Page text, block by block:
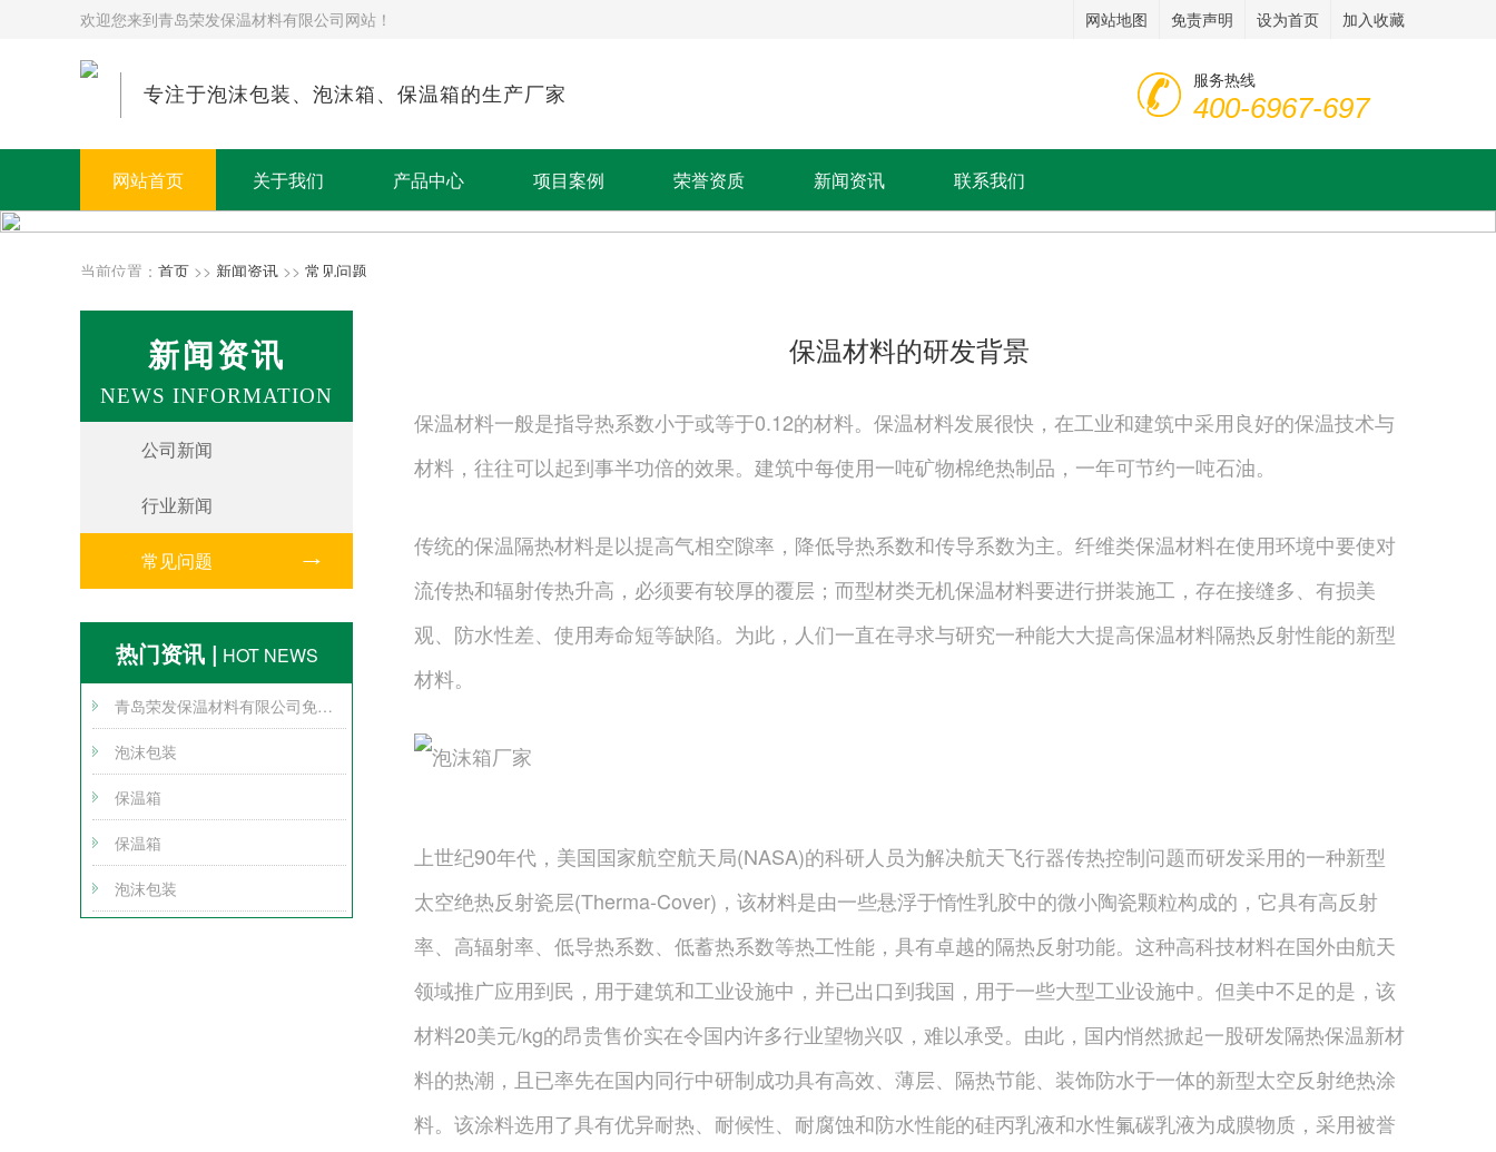
欢迎您来到青岛荣发保温材料有限公司网站！ 网站地图 免责声明 设为首页 加入收藏
专注于泡沫包装、泡沫箱、保温箱的生产厂家 服务热线
400-6967-697
网站首页 关于我们 产品中心 项目案例 荣誉资质 新闻资讯 联系我们
当前位置： 首页 >> 新闻资讯 >> 常见问题
新闻资讯
NEWS INFORMATION
公司新闻
行业新闻
常见问题
热门资讯 | HOT NEWS
青岛荣发保温材料有限公司免责声明
泡沫包装
保温箱
保温箱
泡沫包装
保温材料的研发背景
保温材料一般是指导热系数小于或等于0.12的材料。保温材料发展很快，在工业和建筑中采用良好的保温技术与
材料，往往可以起到事半功倍的效果。建筑中每使用一吨矿物棉绝热制品，一年可节约一吨石油。
传统的保温隔热材料是以提高气相空隙率，降低导热系数和传导系数为主。纤维类保温材料在使用环境中要使对
流传热和辐射传热升高，必须要有较厚的覆层；而型材类无机保温材料要进行拼装施工，存在接缝多、有损美
观、防水性差、使用寿命短等缺陷。为此，人们一直在寻求与研究一种能大大提高保温材料隔热反射性能的新型
材料。
上世纪90年代，美国国家航空航天局(NASA)的科研人员为解决航天飞行器传热控制问题而研发采用的一种新型
太空绝热反射瓷层(Therma-Cover)，该材料是由一些悬浮于惰性乳胶中的微小陶瓷颗粒构成的，它具有高反射
率、高辐射率、低导热系数、低蓄热系数等热工性能，具有卓越的隔热反射功能。这种高科技材料在国外由航天
领域推广应用到民，用于建筑和工业设施中，并已出口到我国，用于一些大型工业设施中。但美中不足的是，该
材料20美元/kg的昂贵售价实在令国内许多行业望物兴叹，难以承受。由此，国内悄然掀起一股研发隔热保温新材
料的热潮，且已率先在国内同行中研制成功具有高效、薄层、隔热节能、装饰防水于一体的新型太空反射绝热涂
料。该涂料选用了具有优异耐热、耐候性、耐腐蚀和防水性能的硅丙乳液和水性氟碳乳液为成膜物质，采用被誉